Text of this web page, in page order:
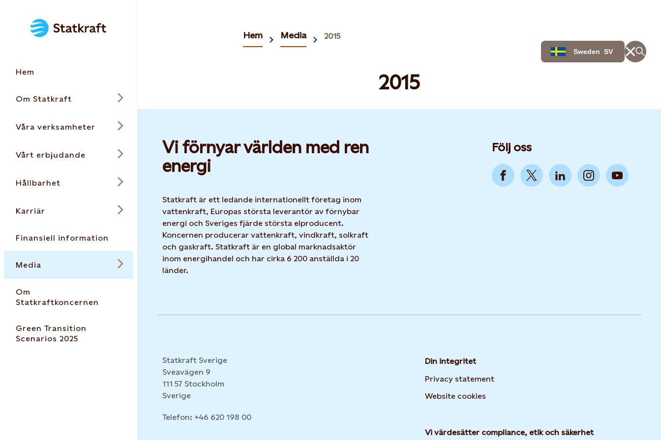
Hem
Om Statkraft
Våra verksamheter
Vårt erbjudande
Hållbarhet
Karriär
Finansiell information
Media
Om
Statkraftkoncernen
Green Transition
Scenarios 2025
Sweden SV
Hem Media 2015
2015
Vi förnyar världen med ren
energi
Statkraft är ett ledande internationellt företag inom
vattenkraft, Europas största leverantör av förnybar
energi och Sveriges fjärde största elproducent.
Koncernen producerar vattenkraft, vindkraft, solkraft
och gaskraft. Statkraft är en global marknadsaktör
inom energihandel och har cirka 6 200 anställda i 20
länder.
Följ oss
Statkraft Sverige
Sveavägen 9
111 57 Stockholm
Sverige
Telefon: +46 620 198 00
Din integritet
Privacy statement
Website cookies
Vi värdesätter compliance, etik och säkerhet